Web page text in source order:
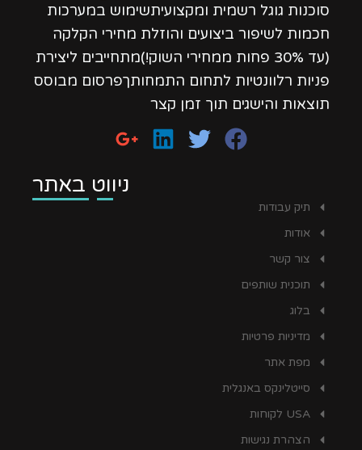
סוכנות גוגל רשמית ומקצועיתשימוש במערכות
חכמות לשיפור ביצועים והוזלת מחירי הקלקה
(עד 30% פחות ממחירי השוק!)מתחייבים ליצירת
פניות רלוונטיות לתחום התמחותךפרסום מבוסס
תוצאות והישגים תוך זמן קצר
ניווט באתר
תיק עבודות
אודות
צור קשר
תוכנית שותפים
בלוג
מדיניות פרטיות
מפת אתר
סייטלינקס באנגלית
USA לקוחות
הצהרת נגישות